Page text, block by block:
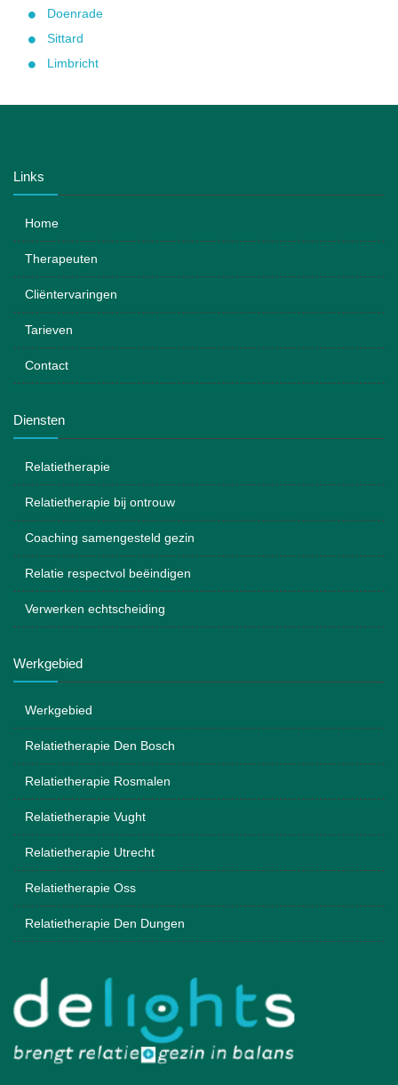
Doenrade
Sittard
Limbricht
Links
Home
Therapeuten
Cliëntervaringen
Tarieven
Contact
Diensten
Relatietherapie
Relatietherapie bij ontrouw
Coaching samengesteld gezin
Relatie respectvol beëindigen
Verwerken echtscheiding
Werkgebied
Werkgebied
Relatietherapie Den Bosch
Relatietherapie Rosmalen
Relatietherapie Vught
Relatietherapie Utrecht
Relatietherapie Oss
Relatietherapie Den Dungen